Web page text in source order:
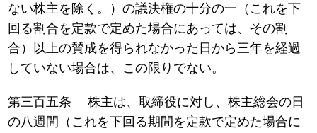
ない株主を除く。）の議決権の十分の一（これを下
回る割合を定款で定めた場合にあっては、その割
合）以上の賛成を得られなかった日から三年を経過
していない場合は、この限りでない。
第三百五条 株主は、取締役に対し、株主総会の日
の八週間（これを下回る期間を定款で定めた場合に